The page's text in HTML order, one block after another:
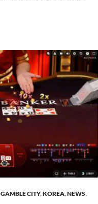
GAMBLE CITY,KOREA,NEWS,